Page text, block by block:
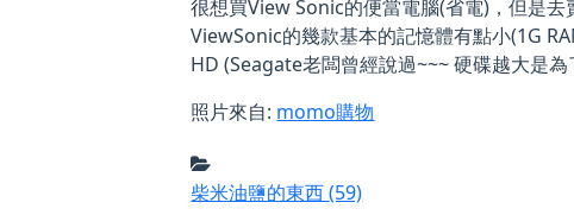
很想買View Sonic的便當電腦(省電)，但是
ViewSonic的幾款基本的記憶體有點小(1G
HD (Seagate老闆曾經說過~~~ 硬碟越大是為
照片來自: momo購物
柴米油鹽的東西(59)